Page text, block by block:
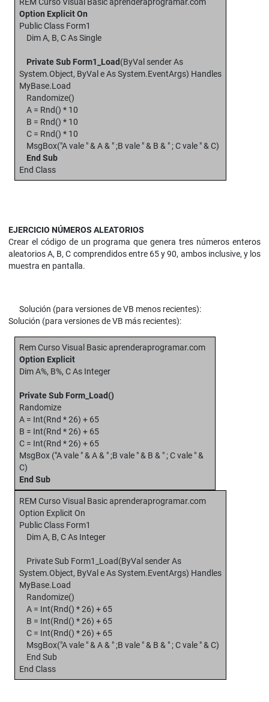
Option Explicit On
Public Class Form1
Dim A, B, C As Single
Private Sub Form1_Load (ByVal sender As
System.Object, ByVal e As System.EventArgs) Handles
MyBase.Load
Randomize()
A = Rnd() * 10
B = Rnd() * 10
C = Rnd() * 10
MsgBox("A vale " & A & " ;B vale " & B & " ; C vale " & C)
End Sub
End Class
EJERCICIO NÚMEROS ALEATORIOS
Crear el código de un programa que genera tres números enteros
aleatorios A, B, C comprendidos entre 65 y 90, ambos inclusive, y los
muestra en pantalla.
Solución (para versiones de VB menos recientes):
Solución (para versiones de VB más recientes):
Rem Curso Visual Basic aprenderaprogramar.com
Option Explicit
Dim A%, B%, C As Integer
Private Sub Form_Load()
Randomize
A = Int(Rnd * 26) + 65
B = Int(Rnd * 26) + 65
C = Int(Rnd * 26) + 65
MsgBox ("A vale " & A & " ;B vale " & B & " ; C vale " &
C)
End Sub
REM Curso Visual Basic aprenderaprogramar.com
Option Explicit On
Public Class Form1
Dim A, B, C As Integer
Private Sub Form1_Load(ByVal sender As
System.Object, ByVal e As System.EventArgs) Handles
MyBase.Load
Randomize()
A = Int(Rnd() * 26) + 65
B = Int(Rnd() * 26) + 65
C = Int(Rnd() * 26) + 65
MsgBox("A vale " & A & " ;B vale " & B & " ; C vale " & C)
End Sub
End Class